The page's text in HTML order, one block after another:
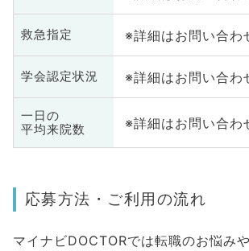
救急指定 ※詳細はお問い合わ
学会認定状況 ※詳細はお問い合わ
一日の
平均来院数
※詳細はお問い合わ
応募方法・ご利用の流れ
マイナビDOCTORでは転職のお悩み